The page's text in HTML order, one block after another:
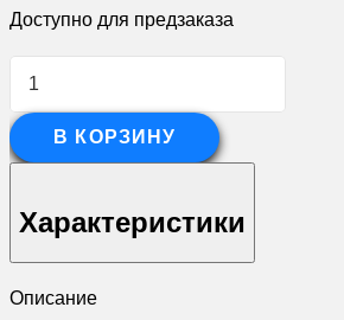
Доступно для предзаказа
Количество
Декоративный
камень
Hills
Ленстер
530-
В КОРЗИНУ
Характеристики
Описание